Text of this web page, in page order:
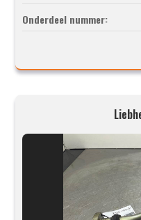
Onderdeel nummer: